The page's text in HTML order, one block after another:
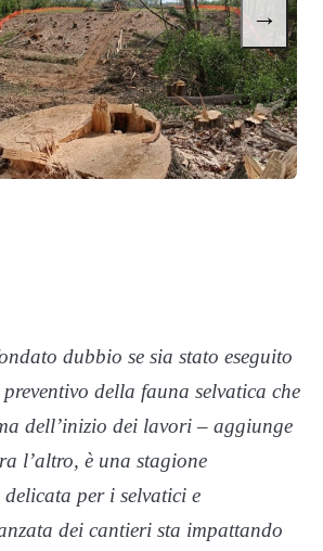
→
dubbio se sia stato eseguito
della fauna selvatica che
dell’inizio dei lavori – aggiunge
l’altro, è una stagione
per i selvatici e
dei cantieri sta impattando